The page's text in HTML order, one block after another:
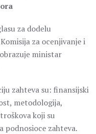
za dodelu
za ocenjivanje i
ministar
zahteva su: finansijski
metodologija,
koji su
podnosioce zahteva.